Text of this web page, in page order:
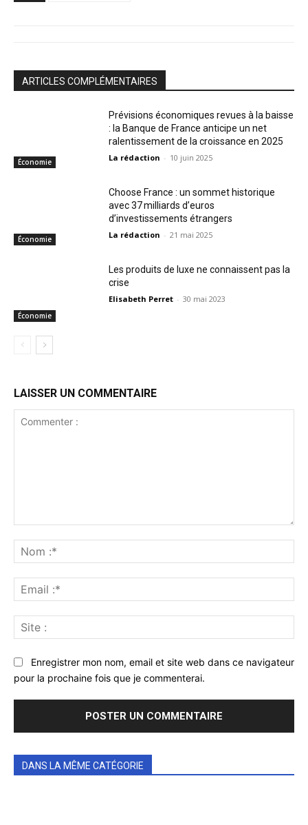
ARTICLES COMPLÉMENTAIRES
Économie
Prévisions économiques revues à la baisse
: la Banque de France anticipe un net
ralentissement de la croissance en 2025
La rédaction - 10 juin 2025
Économie
Choose France : un sommet historique
avec 37 milliards d’euros
d’investissements étrangers
La rédaction - 21 mai 2025
Économie
Les produits de luxe ne connaissent pas la
crise
Elisabeth Perret - 30 mai 2023
LAISSER UN COMMENTAIRE
:*
:*
:
Enregistrer mon nom, email et site web dans ce navigateur
pour la prochaine fois que je commenterai.
DANS LA MÊME CATÉGORIE